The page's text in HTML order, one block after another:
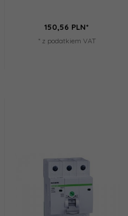
150,56 PLN*
* z podatkiem VAT